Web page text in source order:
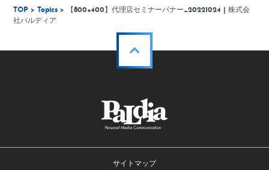
TOP >Topics > 【800×400】代理店セミナーバナー_20221024 | 株式会
社パルディア
サイトマップ